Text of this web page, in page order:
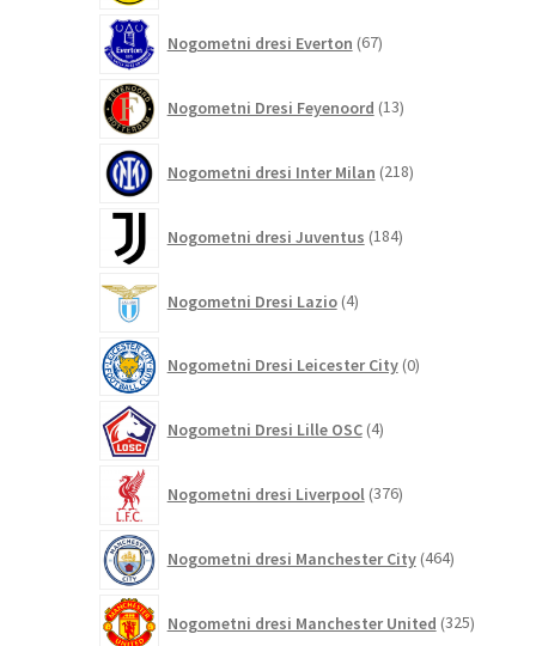
Nogometni dresi Everton 67izdelkov
Nogometni Dresi Feyenoord 13izdelkov
Nogometni dresi Inter Milan 218izdelkov
Nogometni dresi Juventus 184izdelkov
Nogometni Dresi Lazio 4izdelki
Nogometni Dresi Leicester City 0izdelkov
Nogometni Dresi Lille OSC 4izdelki
Nogometni dresi Liverpool 376izdelkov
Nogometni dresi Manchester City 464izdelkov
Nogometni dresi Manchester United 325izdelkov